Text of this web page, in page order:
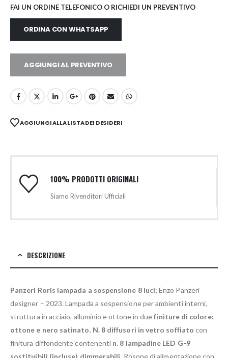
FAI UN ORDINE TELEFONICO O RICHIEDI UN PREVENTIVO
ORDINA CON WHATSAPP
AGGIUNGI AL PREVENTIVO
AGGIUNGI ALLA LISTA DEI DESIDERI
100% PRODOTTI ORIGINALI
Siamo Rivenditori Ufficiali
DESCRIZIONE
Panzeri Roris lampada a sospensione 8 luci; Enzo Panzeri
designer – 2023. Lampada a sospensione per ambienti interni,
struttura in acciaio, alluminio e ottone in duefiniture di colore:
ottone e nero satinato. N. 8 diffusori in vetro soffiato con
finitura diffondente contenenti n. 8 lampadine LED G-9
sostituibili (incluse) dimmerabili. Rosone di alimentazione con